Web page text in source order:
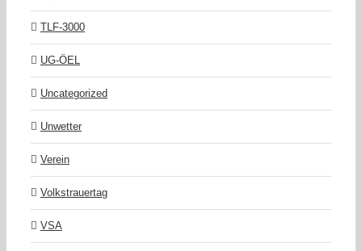
TLF-3000
UG-ÖEL
Uncategorized
Unwetter
Verein
Volkstrauertag
VSA